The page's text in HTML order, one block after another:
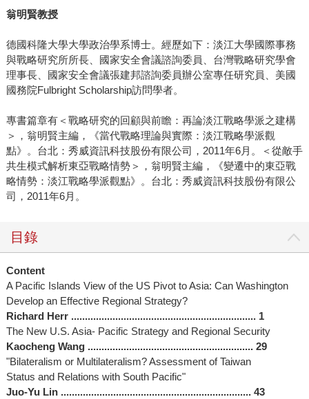
翁明賢教授
德國科隆大學大學政治學系博士。經歷如下：淡江大學國際事務
與戰略研究所所長、國家安全會議諮詢委員、台灣戰略研究學會
理事長、國家安全會議張建邦諮詢委員辦公室專任研究員、美國
國務院Fulbright Scholarship訪問學者。
專書篇章有＜戰略研究的回顧與前瞻：再論淡江戰略學派之建構
＞，翁明賢主編，《當代戰略理論與實際：淡江戰略學派觀
點》。台北：秀威資訊科技股份有限公司，2011年6月。＜從敵手
共生模式解析東亞戰略情勢＞，翁明賢主編，《變遷中的東亞戰
略情勢：淡江戰略學派觀點》。台北：秀威資訊科技股份有限公
司，2011年6月。
目錄
Content
A Pacific Islands View of the US Pivot to Asia: Can Washington
Develop an Effective Regional Strategy?
Richard Herr ................................................................... 1
The New U.S. Asia- Pacific Strategy and Regional Security
Kaocheng Wang ............................................................ 29
"Bilateralism or Multilateralism? Assessment of Taiwan
Status and Relations with South Pacific"
Juo-Yu Lin ..................................................................... 43